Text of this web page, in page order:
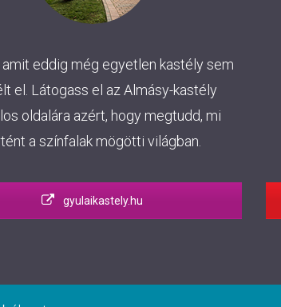
amit eddig még egyetlen kastély sem
el. Látogass el az Almásy-kastély
oldalára azért, hogy megtudd, mi
a színfalak mögötti világban.
gyulaikastely.hu